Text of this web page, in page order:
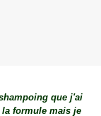
que j'ai
la formule mais je